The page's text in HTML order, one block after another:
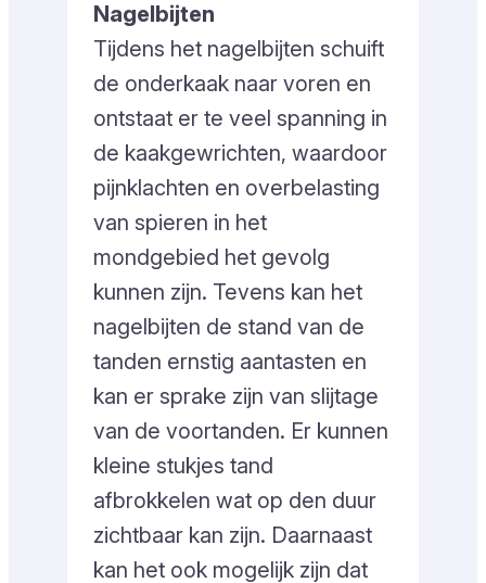
Nagelbijten
Tijdens het nagelbijten schuift
de onderkaak naar voren en
ontstaat er te veel spanning in
de kaakgewrichten, waardoor
pijnklachten en overbelasting
van spieren in het
mondgebied het gevolg
kunnen zijn. Tevens kan het
nagelbijten de stand van de
tanden ernstig aantasten en
kan er sprake zijn van slijtage
van de voortanden. Er kunnen
kleine stukjes tand
afbrokkelen wat op den duur
zichtbaar kan zijn. Daarnaast
kan het ook mogelijk zijn dat